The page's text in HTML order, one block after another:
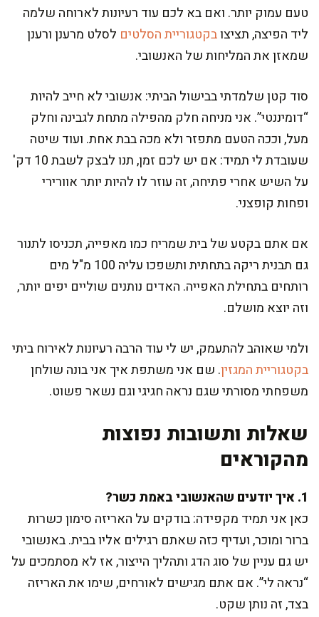
טעם עמוק יותר. ואם בא לכם עוד רעיונות לארוחה שלמה
ליד הפיצה, תציצובקטגוריית הסלטים לסלט מרענן ורענן
שמאזן את המליחות של האנשובי.
סוד קטן שלמדתי בבישול הביתי: אנשובי לא חייב להיות
“דומיננטי”. אני מניחה חלק מהפילה מתחת לגבינה וחלק
מעל, וככה הטעם מתפזר ולא מכה בבת אחת. ועוד שיטה
שעובדת לי תמיד: אם יש לכם זמן, תנו לבצק לשבת 10 דק'
על השיש אחרי פתיחה, זה עוזר לו להיות יותר אוורירי
ופחות קופצני.
אם אתם בקטע של בית שמריח כמו מאפייה, תכניסו לתנור
גם תבנית ריקה בתחתית ותשפכו עליה 100 מ"ל מים
רותחים בתחילת האפייה. האדים נותנים שוליים יפים יותר,
וזה יוצא מושלם.
ולמי שאוהב להתעמק, יש לי עוד הרבה רעיונות לאירוח ביתי
בקטגוריית המגזין. שם אני משתפת איך אני בונה שולחן
משפחתי מסורתי שגם נראה חגיגי וגם נשאר פשוט.
שאלות ותשובות נפוצות
מהקוראים
1. איך יודעים שהאנשובי באמת כשר?
כאן אני תמיד מקפידה: בודקים על האריזה סימון כשרות
ברור ומוכר, ועדיף כזה שאתם רגילים אליו בבית. באנשובי
יש גם עניין של סוג הדג ותהליך הייצור, אז לא מסתמכים על
“נראה לי”. אם אתם מגישים לאורחים, שימו את האריזה
בצד, זה נותן שקט.